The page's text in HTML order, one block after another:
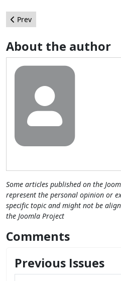
Previous article: Como ocultar
Prev
About the author
Some articles published on the
represent the personal opinion or
specific topic and might not be
the Joomla Project
Comments
Previous Issues